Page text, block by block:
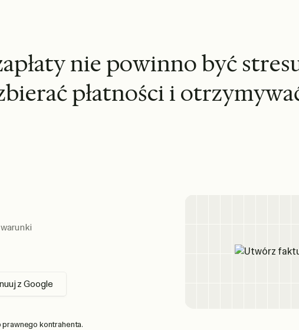
apłatynie powinnobyć stres
bieraćpłatności i otrzymywa
z Google
prawnego kontrahenta.